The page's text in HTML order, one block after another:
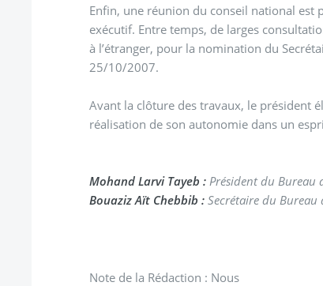
Enfin, une réunion du conseil national
exécutif. Entre temps, de larges
à l’étranger, pour la nomination du
25/10/2007.
Avant la clôture des travaux, le président
réalisation de son autonomie dans un
Mohand Larvi Tayeb : Président du Bureau
Bouaziz Aït Chebbib : Secrétaire du Bureau
Note de la Rédaction : Nous
rédacteurs du procès verbal. Il s’agit
expressions comme "inchallah",